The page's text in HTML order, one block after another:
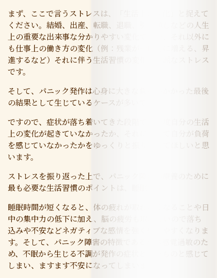
まず、ここで言うストレスは、「生活上の変化」と捉えて
ください。結婚、出産、転職、退職、引っ越しなどの人生
上の重要な出来事な分かりやすい変化ですが、それ以外に
も仕事上の働き方の変化（例：残業が一時的に増える、昇
進するなど）それに伴う生活習慣の変化も立派なストレス
です。
そして、パニック発作は心身に大きな負荷がかかった最後
の結果として生じているケースが多いです。
ですので、症状が落ち着いてきた段階で、一度自分の生活
上の変化が起きていなかったか、それに対して自分が負荷
を感じていなかったかをゆっくりと振り返ってほしいと思
います。
ストレスを振り返った上で、パニック障害の療養のために
最も必要な生活習慣のポイントは、睡眠です。
睡眠時間が短くなると、体の疲れが取れなくなることや日
中の集中力の低下に加え、脳の疲労も取れないので落ち
込みや不安などネガティブな感情を強く感じやすくなりま
す。そして、パニック障害の特徴である身体感覚過敏のた
め、不眠から生じる不調が発作の症状と近いものと感じて
しまい、ますます不安になってしまいます。